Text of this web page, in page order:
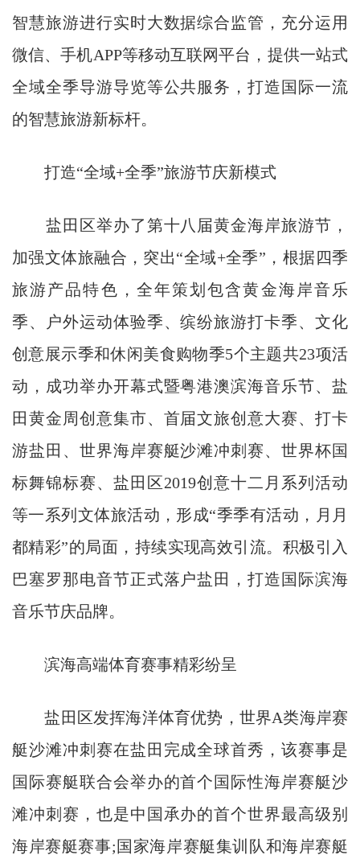
智慧旅游进行实时大数据综合监管，充分运用
微信、手机APP等移动互联网平台，提供一站式
全域全季导游导览等公共服务，打造国际一流
的智慧旅游新标杆。
打造“全域+全季”旅游节庆新模式
盐田区举办了第十八届黄金海岸旅游节，
加强文体旅融合，突出“全域+全季”，根据四季
旅游产品特色，全年策划包含黄金海岸音乐
季、户外运动体验季、缤纷旅游打卡季、文化
创意展示季和休闲美食购物季5个主题共23项活
动，成功举办开幕式暨粤港澳滨海音乐节、盐
田黄金周创意集市、首届文旅创意大赛、打卡
游盐田、世界海岸赛艇沙滩冲刺赛、世界杯国
标舞锦标赛、盐田区2019创意十二月系列活动
等一系列文体旅活动，形成“季季有活动，月月
都精彩”的局面，持续实现高效引流。积极引入
巴塞罗那电音节正式落户盐田，打造国际滨海
音乐节庆品牌。
滨海高端体育赛事精彩纷呈
盐田区发挥海洋体育优势，世界A类海岸赛
艇沙滩冲刺赛在盐田完成全球首秀，该赛事是
国际赛艇联合会举办的首个国际性海岸赛艇沙
滩冲刺赛，也是中国承办的首个世界最高级别
海岸赛艇赛事;国家海岸赛艇集训队和海岸赛艇